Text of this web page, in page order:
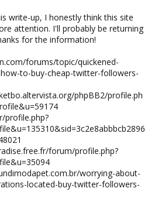
write-up, I honestly think this site
attention. I'll probably be returning
for the information!
forums/topic/quickened-
to-buy-cheap-twitter-followers-
phpBB2/profile.ph
profile.php?
forum/profile.php?
worrying-about-
located-buy-twitter-followers-